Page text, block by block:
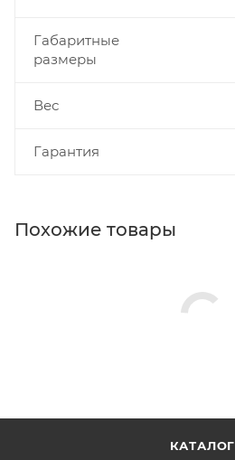
Габаритные
размеры
Вес
Гарантия
Похожие товары
КАТАЛОГ